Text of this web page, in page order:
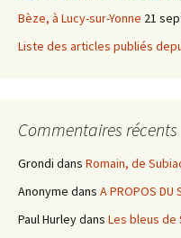
Bèze, à Lucy-sur-Yonne 21
Liste des articles publiés
Commentaires récents
Grondi dans Romain, de
Anonyme dans A PROPOS DU
Paul Hurleydans Les bleus de